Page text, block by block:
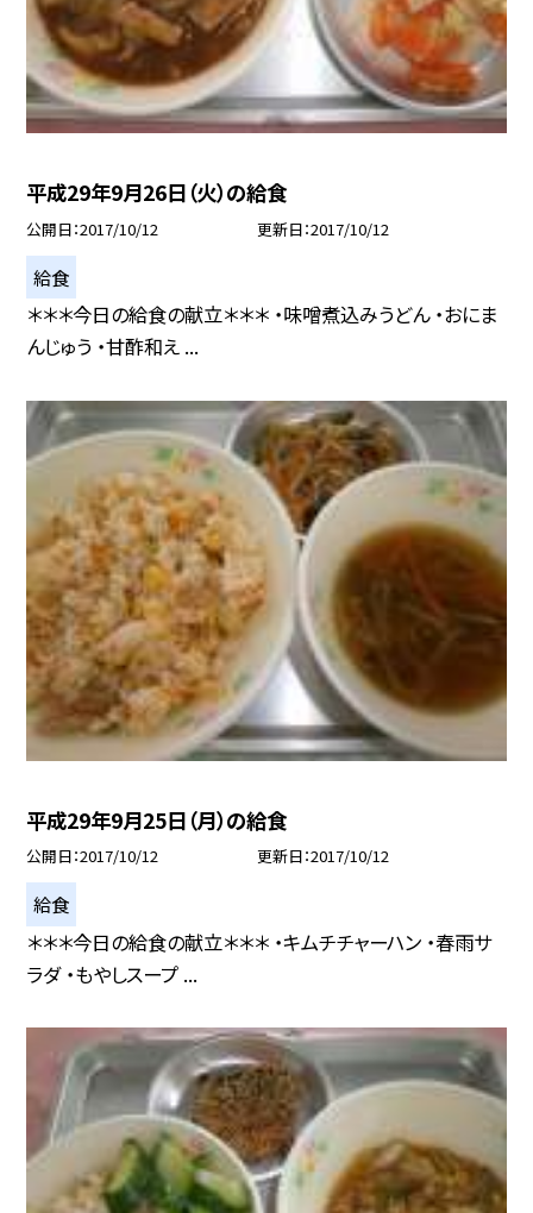
平成29年9月26日（火）の給食
公開日 2017/10/12 更新日 2017/10/12
給食
＊＊＊今日の給食の献立＊＊＊ ・味噌煮込みうどん ・おにま
んじゅう ・甘酢和え ...
平成29年9月25日（月）の給食
公開日 2017/10/12 更新日 2017/10/12
給食
＊＊＊今日の給食の献立＊＊＊ ・キムチチャーハン ・春雨サ
ラダ ・もやしスープ ...